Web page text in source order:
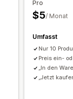
Pro
$5/ Monat
Umfasst
Nur 10
Preis ein-
„In den
„Jetzt